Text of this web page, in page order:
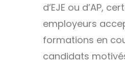
d’EJE ou d’AP,
employeurs
formations en
candidats